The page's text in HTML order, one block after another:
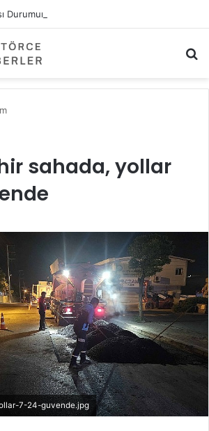
Durumunda Hızlı Ve Etkili Çözümler
sahada, yollar
7-24-guvende.jpg